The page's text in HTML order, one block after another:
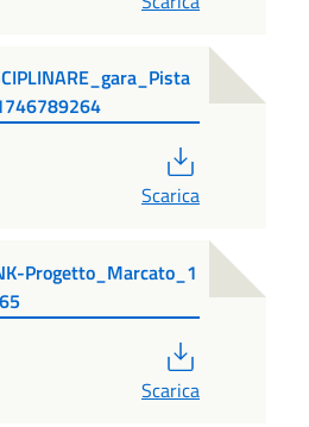
Scarica
Progetto_Marcato_1
Scarica